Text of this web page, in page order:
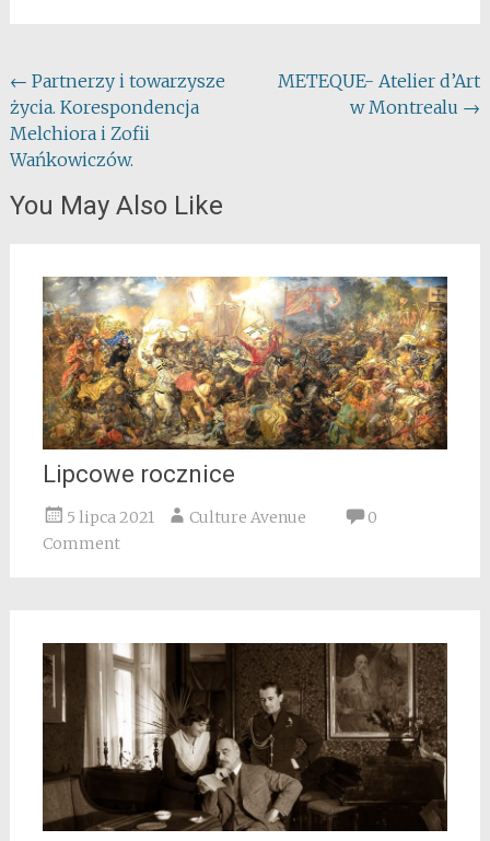
Post
navigation
← Partnerzy i towarzysze
życia. Korespondencja
Melchiora i Zofii
Wańkowiczów.
METEQUE- Atelier d’Art
w Montrealu →
You May Also Like
Lipcowe rocznice
5 lipca 2021 Culture Avenue
0
Comment